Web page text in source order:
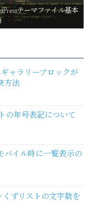
テーマファイル基本
ギャラリーブロックが
方法
の年号表記について
バイル時に一覧表示の
くずリストの文字数を